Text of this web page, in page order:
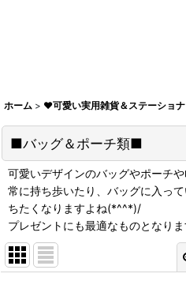
ホーム > ♥可愛い実用雑貨＆ステーショ
■バッグ＆ポーチ類■
可愛いデザインのバッグやポーチ
常に持ち歩いたり、バッグに入っ
ちたくなりますよね(*^^*)/
プレゼントにも最適なものとなり